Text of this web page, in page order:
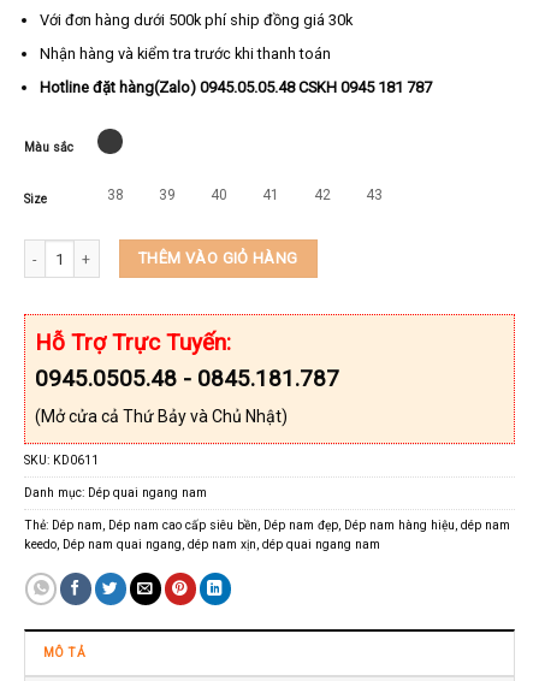
Với đơn hàng dưới 500k phí ship đồng giá 30k
Nhận hàng và kiểm tra trước khi thanh toán
Hotline đặt hàng(Zalo) 0945.05.05.48 CSKH 0945 181 787
Màu sắc
Size 38 39 40 41 42 43
Dép da nam quai ngang cao cấp đế massage KEEDO KD0611 số lượng
THÊM VÀO GIỎ HÀNG
Hỗ Trợ Trực Tuyến:
0945.0505.48 - 0845.181.787
(Mở cửa cả Thứ Bảy và Chủ Nhật)
SKU: KD0611
Danh mục: Dép quai ngang nam
Thẻ: Dép nam Dép nam cao cấp siêu bền Dép nam đẹp, Dép nam hàng hiệu dép nam
keedo, Dép nam quai ngang dép nam xịn dép quai ngang nam
MÔ TẢ